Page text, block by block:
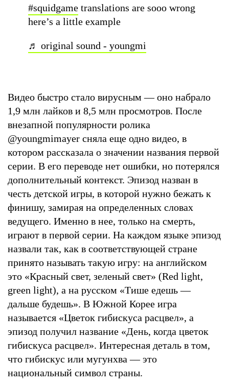
#squidgame translations are sooo wrong
here’s a little example
♬ original sound - youngmi
Видео быстро стало вирусным — оно набрало
1,9 млн лайков и 8,5 млн просмотров. После
внезапной популярности ролика
@youngmimayer сняла еще одно видео, в
котором рассказала о значении названия первой
серии. В его переводе нет ошибки, но потерялся
дополнительный контекст. Эпизод назван в
честь детской игры, в которой нужно бежать к
финишу, замирая на определенных словах
ведущего. Именно в нее, только на смерть,
играют в первой серии. На каждом языке эпизод
назвали так, как в соответствующей стране
принято называть такую игру: на английском
это «Красный свет, зеленый свет» (Red light,
green light), а на русском «Тише едешь —
дальше будешь». В Южной Корее игра
называется «Цветок гибискуса расцвел», а
эпизод получил название «День, когда цветок
гибискуса расцвел». Интересная деталь в том,
что гибискус или мугунхва — это
национальный символ страны.